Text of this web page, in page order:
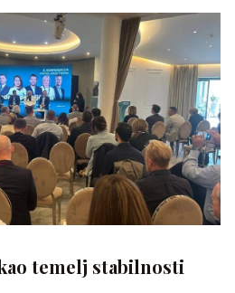
temelj stabilnosti